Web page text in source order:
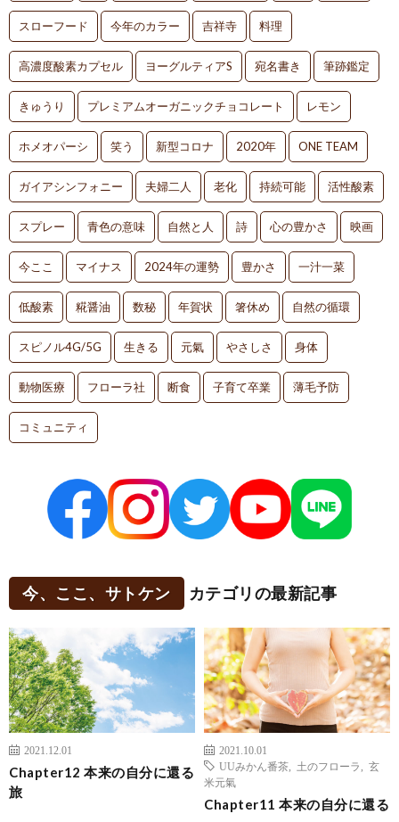
スローフード 今年のカラー 吉祥寺 料理
高濃度酸素カプセル ヨーグルティアS 宛名書き 筆跡鑑定
きゅうり プレミアムオーガニックチョコレート レモン
ホメオパーシ 笑う 新型コロナ 2020年 ONE TEAM
ガイアシンフォニー 夫婦二人 老化 持続可能 活性酸素
スプレー 青色の意味 自然と人 詩 心の豊かさ 映画
今ここ マイナス 2024年の運勢 豊かさ 一汁一菜
低酸素 糀醤油 数秘 年賀状 箸休め 自然の循環
スピノル4G/5G 生きる 元氣 やさしさ 身体
動物医療 フローラ社 断食 子育て卒業 薄毛予防
コミュニティ
今、ここ、サトケン カテゴリの最新記事
2021.12.01
Chapter12 本来の自分に還る
旅
2021.10.01
UUみかん番茶
土のフローラ
玄
米元氣
Chapter11 本来の自分に還る